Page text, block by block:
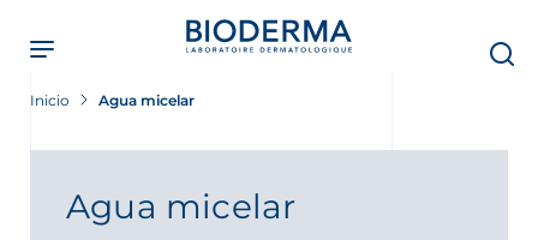
main
content
Inicio Agua micelar
Agua micelar